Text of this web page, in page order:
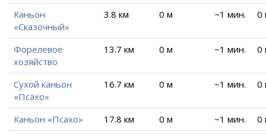
Каньон
«Сказочный»
3.8 км 0 м ~1 мин. 0
Форелевое
хозяйство
13.7 км 0 м ~1 мин. 0
Сухой каньон
«Псахо»
16.7 км 0 м ~1 мин. 0
Каньон «Псахо» 17.8 км 0 м ~1 мин.
0